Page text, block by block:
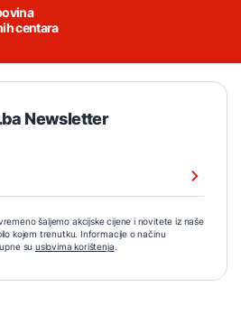
centara
Newsletter
šaljemo akcijske cijene i novitete iz naše
kojem trenutku. Informacije o načinu
su uslovima korištenja.